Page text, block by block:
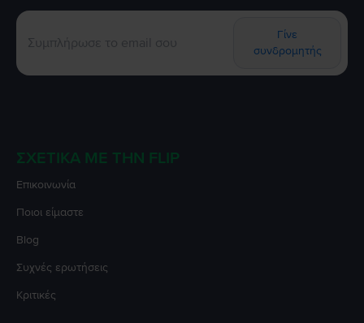
Γίνε
συνδρομητής
ΣΧΕΤΙΚΆ ΜΕ ΤΗΝ FLIP
Επικοινωνία
Ποιοι είμαστε
Blog
Συχνές ερωτήσεις
Κριτικές